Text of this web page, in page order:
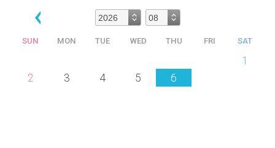
SUN MON TUE WED THU FRI SAT
1
2
3 4 5 6